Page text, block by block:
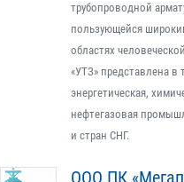
трубопроводной
пользующейся
областях
«УТЗ» представлена в
энергетическая,
нефтегазовая
и стран СНГ.
ООО ПК